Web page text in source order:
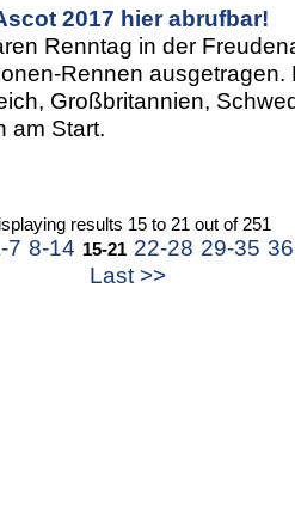
2017 hier abrufbar!
Renntag in der
Rennen ausgetragen.
Großbritannien,
am Start.
results 15 to 21 out of 251
7 8-14 15-21 22-28 29-35
Last >>